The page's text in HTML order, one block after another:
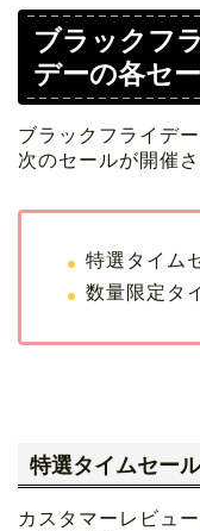
ブラックフ
デーの各セ
ブラックフライデ
次のセールが開催さ
特選タイム
数量限定タ
特選タイムセール
カスタマーレビュ